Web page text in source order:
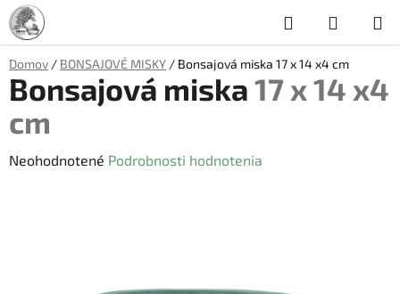
Prejsť
na
obsah
Hľadať
KOŠÍK
Domov / BONSAJOVÉ MISKY / Bonsajová miska 17 x 14 x4 cm
Bonsajová miska17 x 14 x4
cm
Priemerné
Neohodnotené Podrobnosti hodnotenia